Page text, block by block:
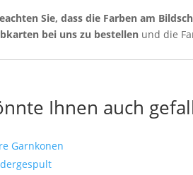
Sie, dass die Farben am
bei uns zu bestellen und die
Ihnen auch